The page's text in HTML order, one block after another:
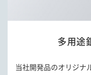
多用途
当社開発品のオリジナ